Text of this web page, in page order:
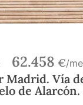
62.458 €/
Vía
de Alarcón.